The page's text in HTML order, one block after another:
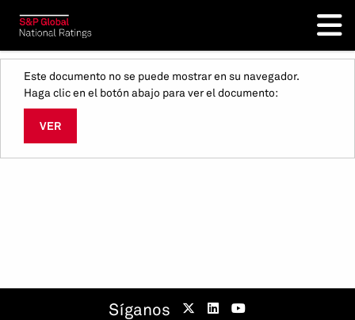
Este documento no se puede mostrar en su navegador.
Haga clic en el botón abajo para ver el documento:
VER
Síganos